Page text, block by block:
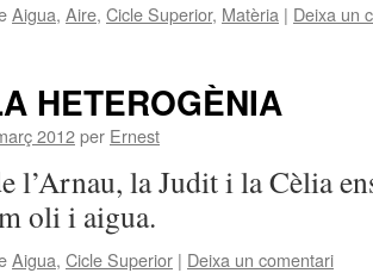
Aigua, Aire, Cicle Superior, Matèria | Deixa un
HETEROGÈNIA
2012per Ernest
l’Arnau, la Judit i la Cèlia
oli i aigua.
Aigua, Cicle Superior | Deixa un comentari